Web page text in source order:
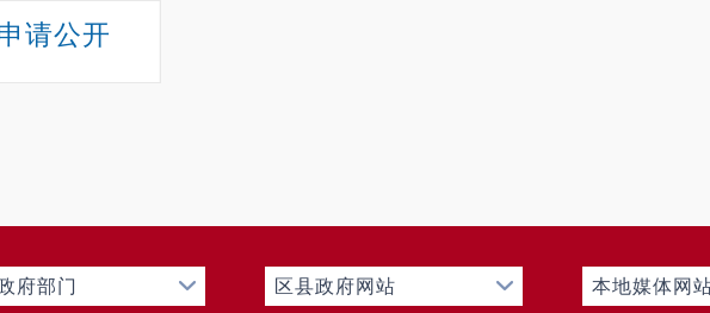
请公开
府部门 区县政府网站 本地媒体网